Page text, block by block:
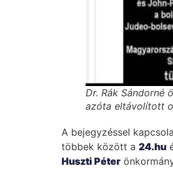
Dr. Rák Sándorné
azóta eltávolított
A bejegyzéssel
többek között a 24.hu
Huszti Péter